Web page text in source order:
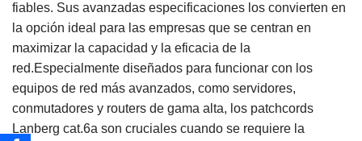
fiables. Sus avanzadas especificaciones los convierten en
la opción ideal para las empresas que se centran en
maximizar la capacidad y la eficacia de la
red.Especialmente diseñados para funcionar con los
equipos de red más avanzados, como servidores,
conmutadores y routers de gama alta, los patchcords
Lanberg cat.6a son cruciales cuando se requiere la